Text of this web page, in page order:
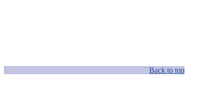
Back to top